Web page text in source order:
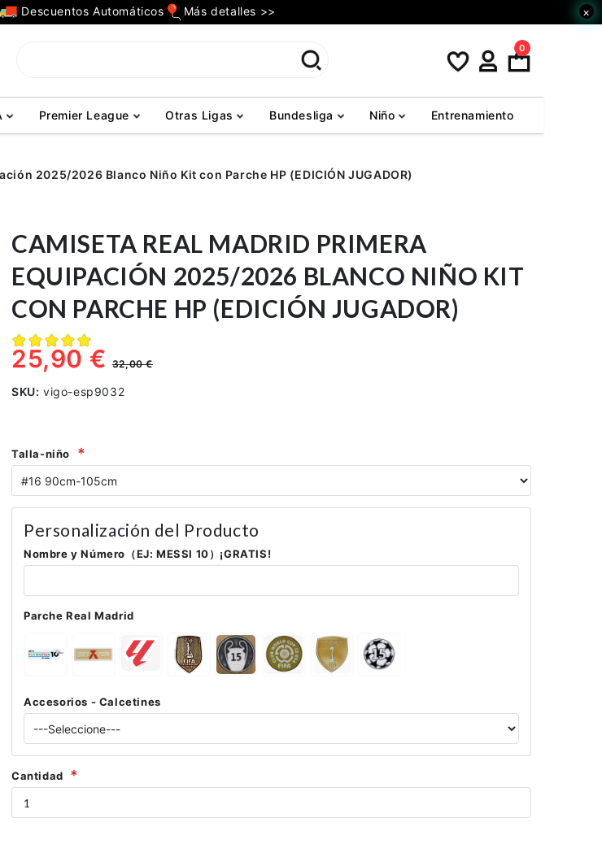
Descuentos Automáticos Más detalles >> ×
0
Premier League Otras Ligas Bundesliga Niño Entrenamiento
2025/2026 Blanco Niño Kit con Parche HP (EDICIÓN JUGADOR)
CAMISETA REAL MADRID PRIMERA
EQUIPACIÓN 2025/2026 BLANCO NIÑO KIT
CON PARCHE HP (EDICIÓN JUGADOR)
25,90 €32,00 €
SKU: vigo-esp9032
Talla-niño
Personalización del Producto
Nombre y Número（EJ: MESSI 10）¡GRATIS!
Parche Real Madrid
Accesorios - Calcetines
Cantidad